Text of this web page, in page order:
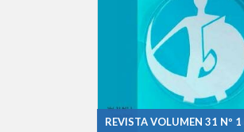
REVISTA VOLUMEN 31 Nº 1